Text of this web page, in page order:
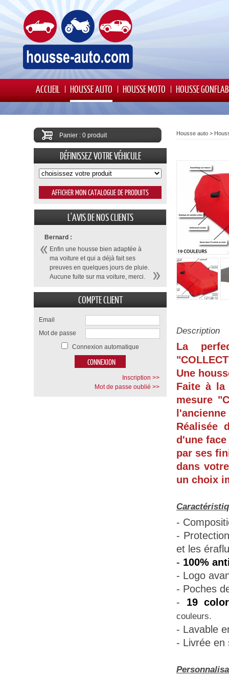
ACCUEIL HOUSSE AUTO HOUSSE MOTO HOUSSE
Housse auto >
Description
La
Une
Faite à la
mesure "
Réalisée
d'une
par ses
dans
un choix
-
-
et les
- 100%
- Logo
- Poches
-
19
couleurs.
- Lavable
- Livrée en
Panier : 0 produit
DÉFINISSEZ VOTRE VÉHICULE
L'AVIS DE NOS CLIENTS
Bernard :
Enfin une housse bien adaptée à
ma voiture et qui a déjà fait ses
preuves en quelques jours de pluie.
Aucune fuite sur ma voiture, merci.
COMPTE CLIENT
Email
Mot de passe
Connexion automatique
Inscription >>
Mot de passe oublié >>